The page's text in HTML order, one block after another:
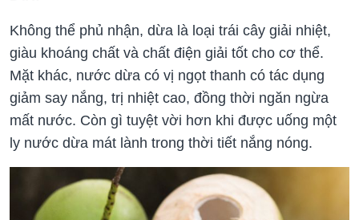
Không thể phủ nhận, dừa là loại trái cây giải nhiệt,
giàu khoáng chất và chất điện giải tốt cho cơ thể.
Mặt khác, nước dừa có vị ngọt thanh có tác dụng
giảm say nắng, trị nhiệt cao, đồng thời ngăn ngừa
mất nước. Còn gì tuyệt vời hơn khi được uống một
ly nước dừa mát lành trong thời tiết nắng nóng.